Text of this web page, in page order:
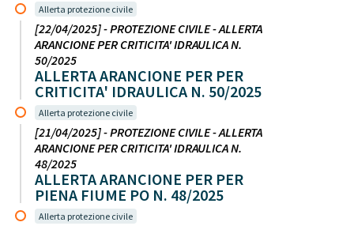
Allerta protezione civile
[22/04/2025] - PROTEZIONE CIVILE - ALLERTA
ARANCIONE PER CRITICITA' IDRAULICA N.
50/2025
ALLERTA ARANCIONE PER PER
CRITICITA' IDRAULICA N. 50/2025
Allerta protezione civile
[21/04/2025] - PROTEZIONE CIVILE - ALLERTA
ARANCIONE PER CRITICITA' IDRAULICA N.
48/2025
ALLERTA ARANCIONE PER PER
PIENA FIUME PO N. 48/2025
Allerta protezione civile